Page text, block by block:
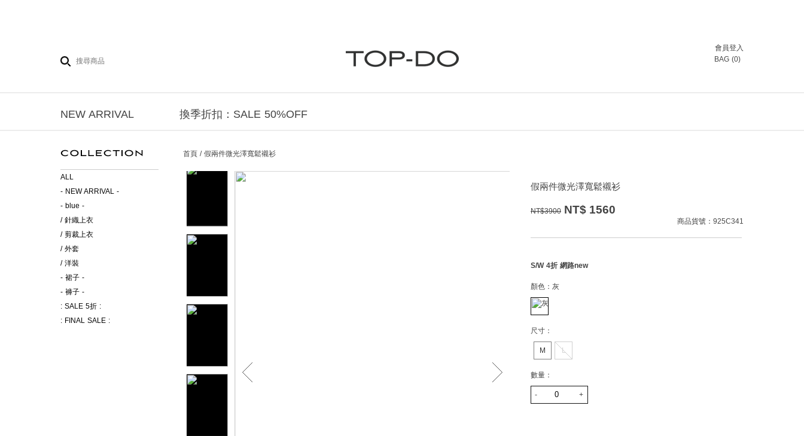
會員登入
BAG (0)
NEW ARRIVAL 換季折扣：SALE 50%OFF
ALL
- NEW ARRIVAL -
- blue -
/ 針織上衣
/ 剪裁上衣
/ 外套
/ 洋裝
- 裙子 -
- 褲子 -
: SALE 5折 :
: FINAL SALE :
首頁 / 假兩件微光澤寬鬆襯衫
假兩件微光澤寬鬆襯衫
NT$3900 NT$ 1560
商品貨號：925C341
S/W 4折 網路new
顏色： 灰
尺寸：
M L
數量：
- +